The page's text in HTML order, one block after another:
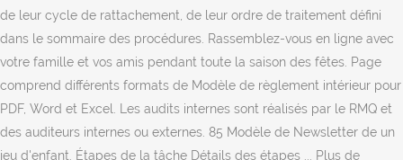
de leur cycle de rattachement, de leur ordre de traitement défini
dans le sommaire des procédures. Rassemblez-vous en ligne avec
votre famille et vos amis pendant toute la saison des fêtes. Page
comprend différents formats de Modèle de règlement intérieur pour
PDF, Word et Excel. Les audits internes sont réalisés par le RMQ et
des auditeurs internes ou externes. 85 Modèle de Newsletter de un
jeu d'enfant. Étapes de la tâche Détails des étapes ... Plus de